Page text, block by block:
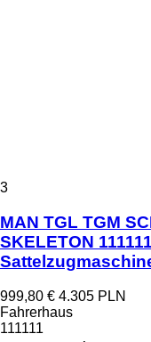
3
MAN TGL TGM
SKELETON
999,80 € 4.305 PLN
Fahrerhaus
111111